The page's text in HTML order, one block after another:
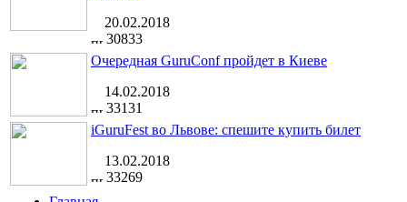
20.02.2018
30833
Очередная GuruConf пройдет в Киеве
14.02.2018
33131
iGuruFest во Львове: спешите купить билет
13.02.2018
33269